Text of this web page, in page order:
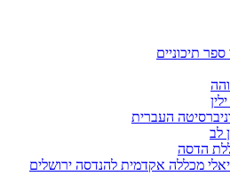
ספר תיכוניים
העברית
לב
הדסה
מכללה אקדמית להנדסה ירושלים